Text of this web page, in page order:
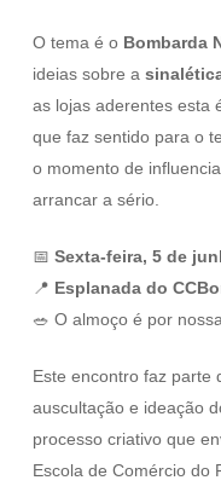
O tema é o Bombarda
ideias sobre a
as lojas aderentes esta
que faz sentido para o
o momento de
arrancar a sério.
📅 Sexta-feira, 5 de
📍 Esplanada do
🥗 O almoço é por
Este encontro faz parte
auscultação e ideação
processo criativo que
Escola de Comércio do